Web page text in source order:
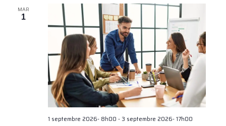
MAR
1
1 septembre 2026- 8h00 - 3 septembre 2026- 17h00